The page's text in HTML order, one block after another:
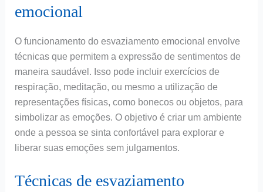
emocional
O funcionamento do esvaziamento emocional envolve
técnicas que permitem a expressão de sentimentos de
maneira saudável. Isso pode incluir exercícios de
respiração, meditação, ou mesmo a utilização de
representações físicas, como bonecos ou objetos, para
simbolizar as emoções. O objetivo é criar um ambiente
onde a pessoa se sinta confortável para explorar e
liberar suas emoções sem julgamentos.
Técnicas de esvaziamento